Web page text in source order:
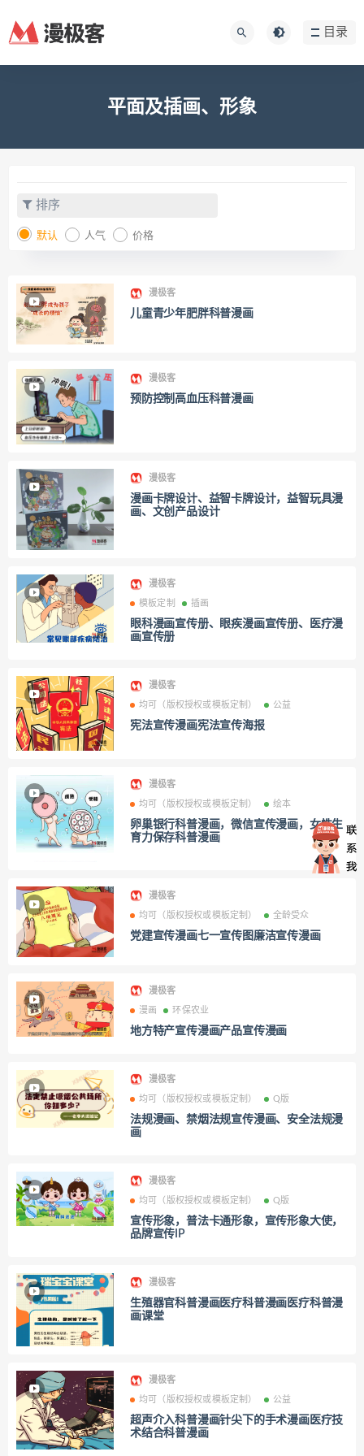
目录
平面及插画、形象
排序
默认 人气 价格
漫极客
儿童青少年肥胖科普漫画
漫极客
预防控制高血压科普漫画
漫极客
漫画卡牌设计、益智卡牌设计，益智玩具漫
画、文创产品设计
漫极客
模板定制 插画
眼科漫画宣传册、眼疾漫画宣传册、医疗漫
画宣传册
漫极客
均可（版权授权或模板定制） 公益
宪法宣传漫画宪法宣传海报
漫极客
均可（版权授权或模板定制） 绘本
卵巢银行科普漫画，微信宣传漫画，女性生
育力保存科普漫画
漫极客
均可（版权授权或模板定制） 全龄受众
党建宣传漫画七一宣传图廉洁宣传漫画
漫极客
漫画 环保农业
地方特产宣传漫画产品宣传漫画
漫极客
均可（版权授权或模板定制） Q版
法规漫画、禁烟法规宣传漫画、安全法规漫
画
漫极客
均可（版权授权或模板定制） Q版
宣传形象，普法卡通形象，宣传形象大使，
品牌宣传IP
漫极客
生殖器官科普漫画医疗科普漫画医疗科普漫
画课堂
漫极客
均可（版权授权或模板定制） 公益
超声介入科普漫画针尖下的手术漫画医疗技
术结合科普漫画